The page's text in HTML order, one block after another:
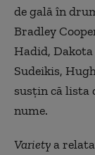
de gală în
Bradley
Hadid, Dakota
Sudeikis,
susţin că lista
nume.
Varietya